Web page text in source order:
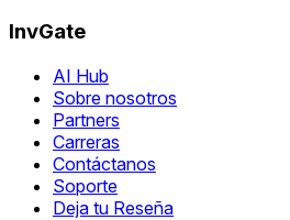
InvGate
AI Hub
Sobre nosotros
Partners
Carreras
Contáctanos
Soporte
Deja tu Reseña